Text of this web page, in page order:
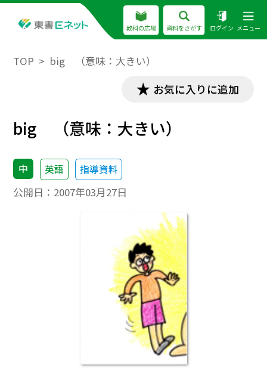
教科の広場 資料をさがす ログイン メニュー
TOP big （意味：大きい）
お気に入りに追加
big （意味：大きい）
中 英語 指導資料
公開日： 2007年03月27日